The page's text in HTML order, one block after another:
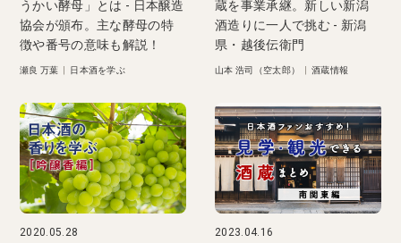
うかい酵母」とは - 日本醸造
協会が頒布。主な酵母の特
徴や番号の意味も解説！
瀬良 万葉 日本酒を学ぶ
蔵を事業承継。新しい新潟
酒造りに一人で挑む - 新潟
県・越後伝衛門
山本 浩司（空太郎） 酒蔵情報
2020.05.28 2023.04.16